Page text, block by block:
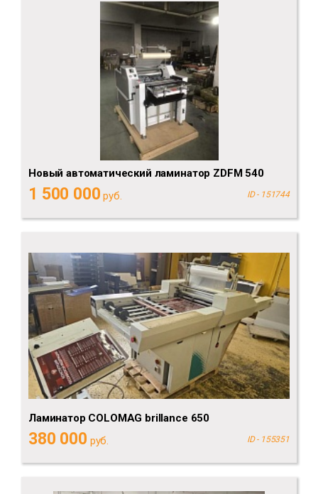
Новый автоматический ламинатор ZDFM 540
1 500 000 руб. ID - 151744
Ламинатор COLOMAG brillance 650
380 000 руб. ID - 155351